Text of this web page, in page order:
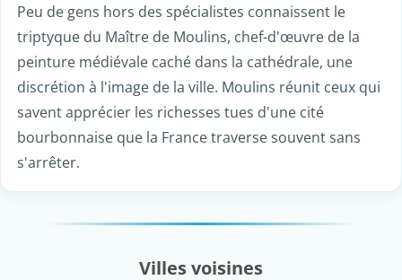
Peu de gens hors des spécialistes connaissent le
triptyque du Maître de Moulins, chef-d'œuvre de la
peinture médiévale caché dans la cathédrale, une
discrétion à l'image de la ville. Moulins réunit ceux qui
savent apprécier les richesses tues d'une cité
bourbonnaise que la France traverse souvent sans
s'arrêter.
Villes voisines